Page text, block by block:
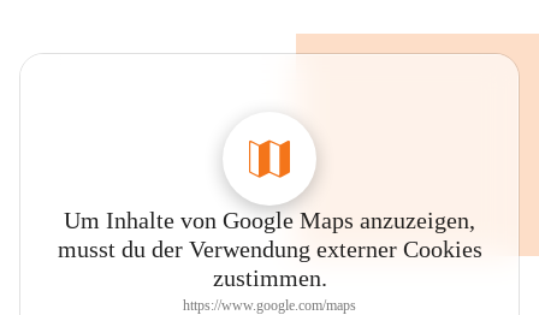
Um Inhalte von Google Maps anzuzeigen,
musst du der Verwendung externer Cookies
zustimmen.
https://www.google.com/maps